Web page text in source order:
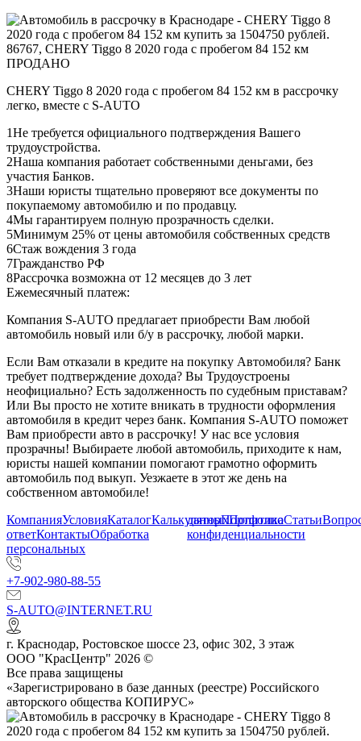
ПРОДАНО
CHERY Tiggo 8 2020 года с пробегом 84 152 км в рассрочку
легко, вместе с S-AUTO
1Не требуется официального подтверждения Вашего
трудоустройства.
2Наша компания работает собственными деньгами, без
участия Банков.
3Наши юристы тщательно проверяют все документы по
покупаемому автомобилю и по продавцу.
4Мы гарантируем полную прозрачность сделки.
5Минимум 25% от цены автомобиля собственных средств
6Стаж вождения 3 года
7Гражданство РФ
8Рассрочка возможна от 12 месяцев до 3 лет
Ежемесячный платеж:
Компания S-AUTO предлагает приобрести Вам любой
автомобиль новый или б/у в рассрочку, любой марки.
Если Вам отказали в кредите на покупку Автомобиля? Банк
требует подтверждение дохода? Вы Трудоустроены
неофициально? Есть задолженность по судебным приставам?
Или Вы просто не хотите вникать в трудности оформления
автомобиля в кредит через банк. Компания S-AUTO поможет
Вам приобрести авто в рассрочку! У нас все условия
прозрачны! Выбираете любой автомобиль, приходите к нам,
юристы нашей компании помогают грамотно оформить
автомобиль под выкуп. Уезжаете в этот же день на
собственном автомобиле!
КомпанияУсловияКаталогКалькуляторПортфолиоСтатьи
ответКонтактыОбработка
персональных
данныхПолитика
конфиденциальности
+7-902-980-88-55
S-AUTO@INTERNET.RU
г. Краснодар, Ростовское шоссе 23, офис 302, 3 этаж
ООО "КрасЦентр" 2026 ©
Все права защищены
«Зарегистрировано в базе данных (реестре) Российского
авторского общества КОПИРУС»